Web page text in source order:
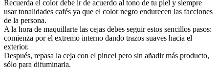
Recuerda el color debe ir de acuerdo al tono de tu piel y siempre
usar tonalidades cafés ya que el color negro endurecen las facciones
de la persona.
A la hora de maquillarte las cejas debes seguir estos sencillos pasos:
comienza por el extremo interno dando trazos suaves hacia el
exterior.
Después, repasa la ceja con el pincel pero sin añadir más producto,
sólo para difuminarla.